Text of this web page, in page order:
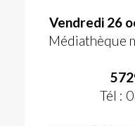
Vendredi 26
Médiathèque
Tél :